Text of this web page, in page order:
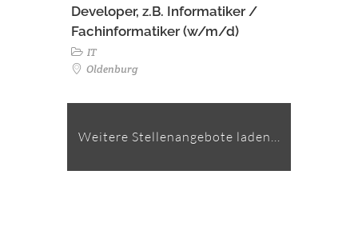
Developer, z.B. Informatiker /
Fachinformatiker (w/m/d)
IT
Oldenburg
Weitere Stellenangebote laden...